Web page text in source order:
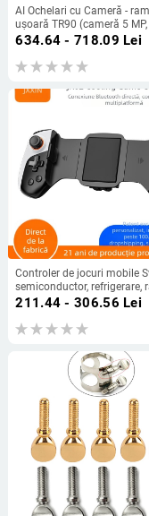
AI Ochelari cu Cameră -
ușoară TR90 (cameră 5 MP,
memorie, baterie 220mAh,
634.64 - 718.09 Lei
Controler de jocuri mobile
semiconductor, refrigerare,
Android, iOS, universal,
211.44 - 306.56 Lei